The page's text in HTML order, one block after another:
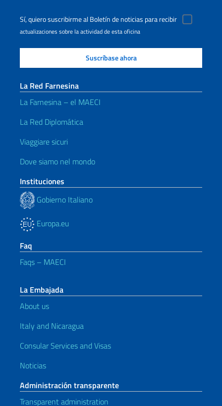
Sí, quiero suscribirme al Boletín de noticias para recibir
actualizaciones sobre la actividad de esta oficina
La Red Farnesina
La Farnesina – el MAECI
La Red Diplomática
Viaggiare sicuri
Dove siamo nel mondo
Instituciones
Gobierno Italiano
Europa.eu
Faq
Faqs – MAECI
La Embajada
About us
Italy and Nicaragua
Consular Services and Visas
Noticias
Administración transparente
Transparent administration